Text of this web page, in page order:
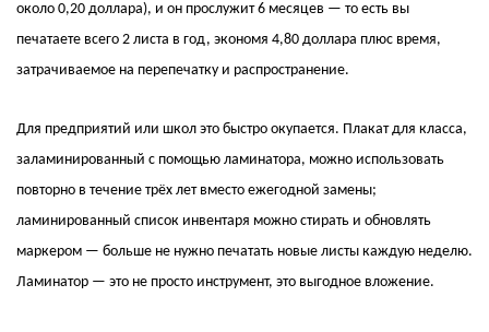
около 0,20 доллара), и он прослужит 6 месяцев — то есть вы
печатаете всего 2 листа в год, экономя 4,80 доллара плюс время,
затрачиваемое на перепечатку и распространение.
Для предприятий или школ это быстро окупается. Плакат для класса,
заламинированный с помощью ламинатора, можно использовать
повторно в течение трёх лет вместо ежегодной замены;
ламинированный список инвентаря можно стирать и обновлять
маркером — больше не нужно печатать новые листы каждую неделю.
Ламинатор — это не просто инструмент, это выгодное вложение.